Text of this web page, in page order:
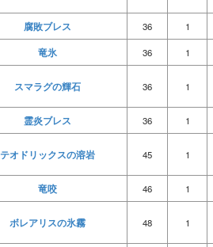
腐敗ブレス 36 1
竜氷 36 1
スマラグの輝石 36 1
霊炎ブレス 36 1
テオドリックスの溶岩 45 1
竜咬 46 1
ボレアリスの氷霧 48 1